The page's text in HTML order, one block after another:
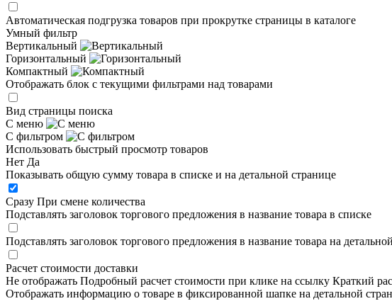
Автоматическая подгрузка товаров при прокрутке страницы в каталоге
Умный фильтр
Вертикальный
Горизонтальный
Компактный
Отображать блок с текущими фильтрами над товарами
Вид страницы поиска
С меню
С фильтром
Использовать быстрый просмотр товаров
Нет Да
Показывать общую сумму товара в списке и на детальной странице
Сразу При смене количества
Подставлять заголовок торгового предложения в название товара в списке
Подставлять заголовок торгового предложения в название товара на
Расчет стоимости доставки
Не отображать Подробный расчет стоимости при клике на ссылку Краткий
Отображать информацию о товаре в фиксированной шапке на детальной